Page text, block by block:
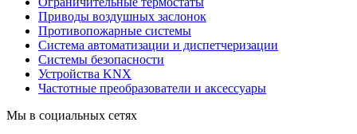
Приводы воздушных заслонок
Противопожарные системы
Система автоматизации и диспетчеризации
Системы безопасности
Устройства KNX
Частотные преобразователи и аксессуары
Мы в социальных сетях